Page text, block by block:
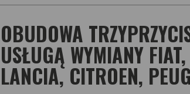
OBUDOWA
USŁUGĄ WYMIANY
LANCIA, CITROEN,